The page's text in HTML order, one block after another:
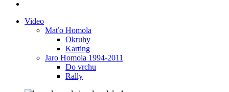
Video
Maťo Homola
Okruhy
Karting
Jaro Homola 1994-2011
Do vrchu
Rally